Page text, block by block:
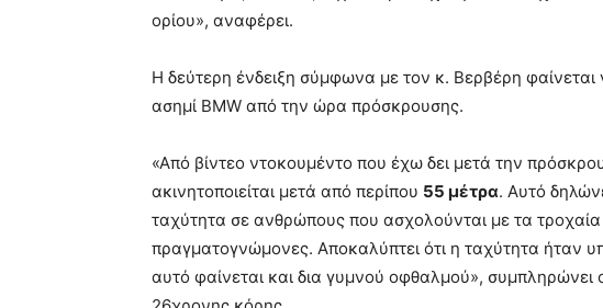
ορίου», αναφέρει.
Η δεύτερη ένδειξη σύμφωνα με τον κ. Βερβέρη φαίνεται
ασημί BMW από την ώρα πρόσκρουσης.
«Από βίντεο ντοκουμέντο που έχω δει μετά την
ακινητοποιείται μετά από περίπου 55 μέτρα. Αυτό
ταχύτητα σε ανθρώπους που ασχολούνται με τα
πραγματογνώμονες. Αποκαλύπτει ότι η ταχύτητα ήταν
αυτό φαίνεται και δια γυμνού οφθαλμού», συμπληρώνει